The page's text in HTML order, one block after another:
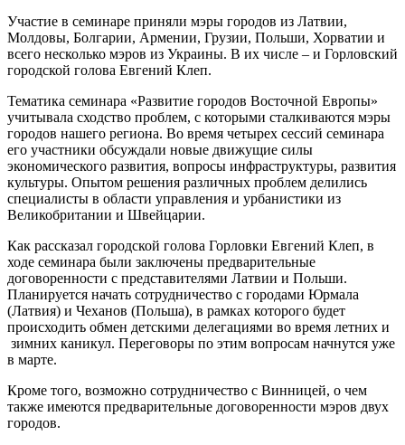
Участие в семинаре приняли мэры городов из Латвии,
Молдовы, Болгарии, Армении, Грузии, Польши, Хорватии и
всего несколько мэров из Украины. В их числе – и Горловский
городской голова Евгений Клеп.
Тематика семинара «Развитие городов Восточной Европы»
учитывала сходство проблем, с которыми сталкиваются мэры
городов нашего региона. Во время четырех сессий семинара
его участники обсуждали новые движущие силы
экономического развития, вопросы инфраструктуры, развития
культуры. Опытом решения различных проблем делились
специалисты в области управления и урбанистики из
Великобритании и Швейцарии.
Как рассказал городской голова Горловки Евгений Клеп, в
ходе семинара были заключены предварительные
договоренности с представителями Латвии и Польши.
Планируется начать сотрудничество с городами Юрмала
(Латвия) и Чеханов (Польша), в рамках которого будет
происходить обмен детскими делегациями во время летних и
зимних каникул. Переговоры по этим вопросам начнутся уже
в марте.
Кроме того, возможно сотрудничество с Винницей, о чем
также имеются предварительные договоренности мэров двух
городов.